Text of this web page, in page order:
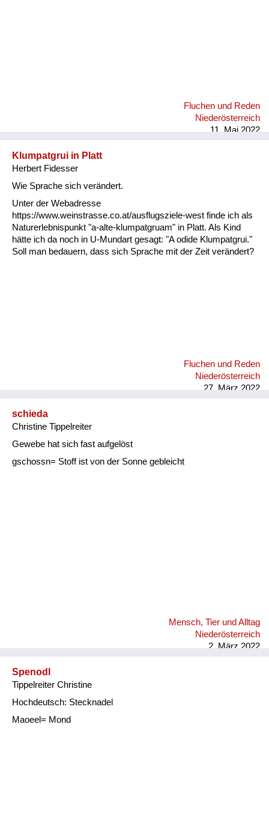
Fluchen und Reden
Niederösterreich
11. Mai 2022
Klumpatgrui in Platt
Herbert Fidesser
Wie Sprache sich verändert.
Unter der Webadresse
https://www.weinstrasse.co.at/ausflugsziele-west finde ich als
Naturerlebnispunkt "a-alte-klumpatgruam" in Platt. Als Kind
hätte ich da noch in U-Mundart gesagt: "A odide Klumpatgrui."
Soll man bedauern, dass sich Sprache mit der Zeit verändert?
Fluchen und Reden
Niederösterreich
27. März 2022
schieda
Christine Tippelreiter
Gewebe hat sich fast aufgelöst
gschossn= Stoff ist von der Sonne gebleicht
Mensch, Tier und Alltag
Niederösterreich
2. März 2022
Spenodl
Tippelreiter Christine
Hochdeutsch: Stecknadel
Maoeel= Mond